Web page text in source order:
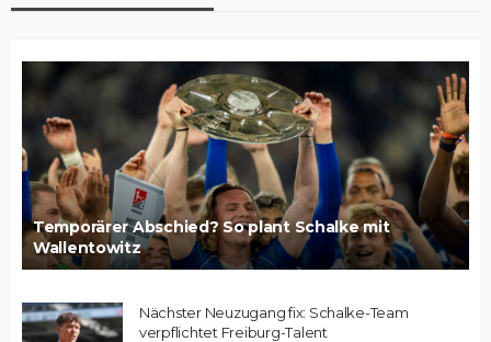
Temporärer Abschied? So plant Schalke mit
Wallentowitz
Nächster Neuzugang fix: Schalke-Team
verpflichtet Freiburg-Talent